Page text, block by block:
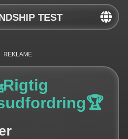
TEST
Privacy
FAQ's
& Conditions